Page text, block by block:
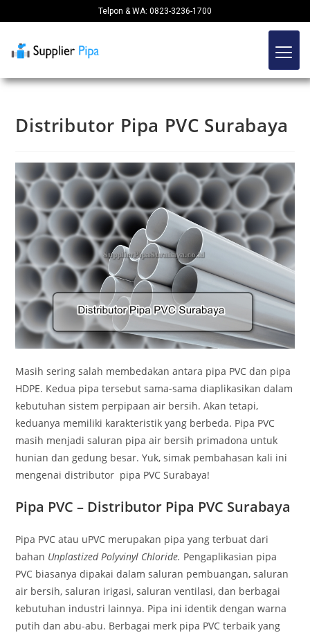
Telpon & WA: 0823-3236-1700
Distributor Pipa PVC Surabaya
Masih sering salah membedakan antara pipa PVC dan pipa
HDPE. Kedua pipa tersebut sama-sama diaplikasikan dalam
kebutuhan sistem perpipaan air bersih. Akan tetapi,
keduanya memiliki karakteristik yang berbeda. Pipa PVC
masih menjadi saluran pipa air bersih primadona untuk
hunian dan gedung besar. Yuk, simak pembahasan kali ini
mengenai distributor pipa PVC Surabaya!
Pipa PVC – Distributor Pipa PVC Surabaya
Pipa PVC atau uPVC merupakan pipa yang terbuat dari
bahan Unplastized Polyvinyl Chloride. Pengaplikasian pipa
PVC biasanya dipakai dalam saluran pembuangan, saluran
air bersih, saluran irigasi, saluran ventilasi, dan berbagai
kebutuhan industri lainnya. Pipa ini identik dengan warna
putih dan abu-abu. Berbagai merk pipa PVC terbaik yang